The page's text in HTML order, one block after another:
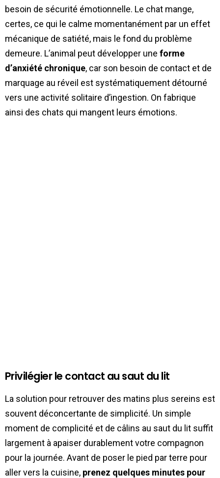
besoin de sécurité émotionnelle. Le chat mange,
certes, ce qui le calme momentanément par un effet
mécanique de satiété, mais le fond du problème
demeure. L’animal peut développer une forme
d’anxiété chronique, car son besoin de contact et de
marquage au réveil est systématiquement détourné
vers une activité solitaire d’ingestion. On fabrique
ainsi des chats qui mangent leurs émotions.
Privilégier le contact au saut du lit
La solution pour retrouver des matins plus sereins est
souvent déconcertante de simplicité. Un simple
moment de complicité et de câlins au saut du lit suffit
largement à apaiser durablement votre compagnon
pour la journée. Avant de poser le pied par terre pour
aller vers la cuisine, prenez quelques minutes pour